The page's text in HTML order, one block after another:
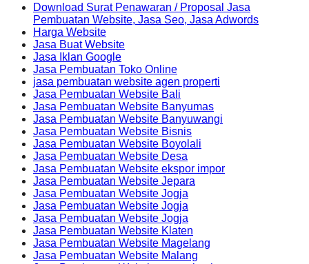
Download Surat Penawaran / Proposal Jasa
Pembuatan Website, Jasa Seo, Jasa Adwords
Harga Website
Jasa Buat Website
Jasa Iklan Google
Jasa Pembuatan Toko Online
jasa pembuatan website agen properti
Jasa Pembuatan Website Bali
Jasa Pembuatan Website Banyumas
Jasa Pembuatan Website Banyuwangi
Jasa Pembuatan Website Bisnis
Jasa Pembuatan Website Boyolali
Jasa Pembuatan Website Desa
Jasa Pembuatan Website ekspor impor
Jasa Pembuatan Website Jepara
Jasa Pembuatan Website Jogja
Jasa Pembuatan Website Jogja
Jasa Pembuatan Website Jogja
Jasa Pembuatan Website Klaten
Jasa Pembuatan Website Magelang
Jasa Pembuatan Website Malang